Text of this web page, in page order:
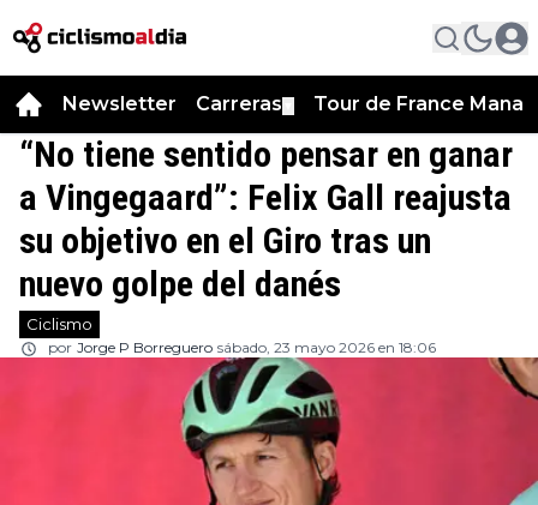
Newsletter Carreras Tour de France
“No tiene sentido pensar en ganar
a Vingegaard”: Felix Gall reajusta
su objetivo en el Giro tras un
nuevo golpe del danés
Ciclismo
por Jorge P Borreguero sábado, 23 mayo 2026 en 18:06